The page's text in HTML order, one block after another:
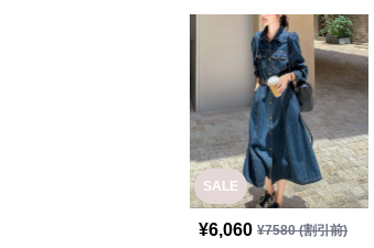
SALE
¥6,060 ¥7580(割引前)